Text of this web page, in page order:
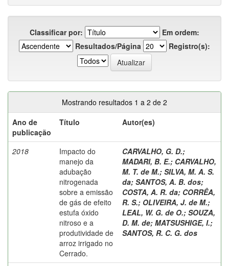
Classificar por:
Em ordem:
Resultados/Página
Registro(s):
Mostrando resultados 1 a 2 de 2
Ano de
publicação
Título Autor(es)
2018
Impacto do
manejo da
adubação
nitrogenada
sobre a emissão
de gás de efeito
estufa óxido
nitroso e a
produtividade de
arroz irrigado no
Cerrado.
CARVALHO, G. D.;
MADARI, B. E.; CARVALHO,
M. T. de M.; SILVA, M. A. S.
da; SANTOS, A. B. dos;
COSTA, A. R. da; CORRÊA,
R. S.; OLIVEIRA, J. de M.;
LEAL, W. G. de O.; SOUZA,
D. M. de; MATSUSHIGE, I.;
SANTOS, R. C. G. dos